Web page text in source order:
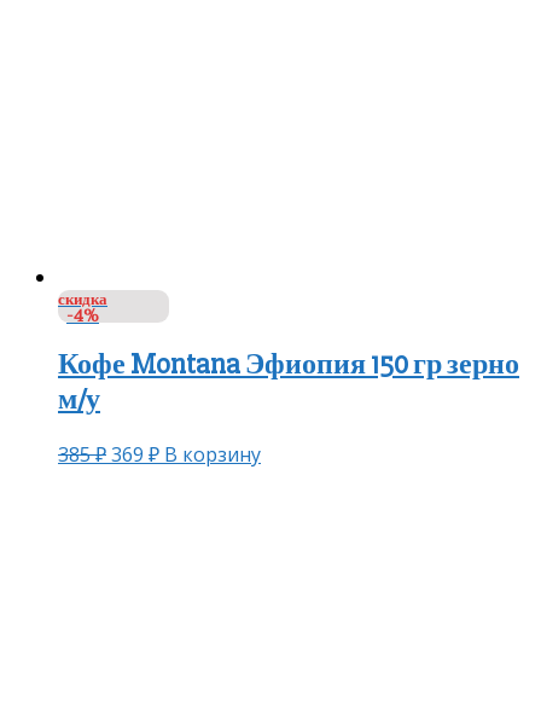
скидка
-4%
Кофе Montana Эфиопия 150 гр зерно
м/у
385₽369 ₽ В корзину